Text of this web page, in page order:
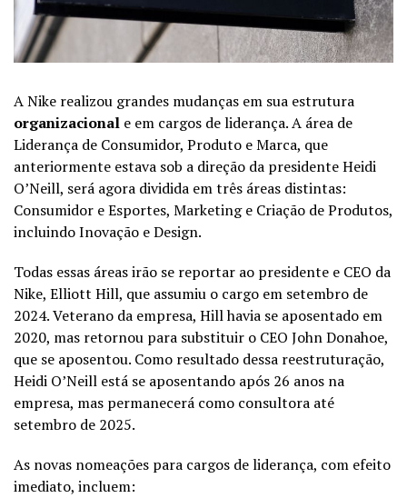
A Nike realizou grandes mudanças em sua estrutura
organizacional e em cargos de liderança. A área de
Liderança de Consumidor, Produto e Marca, que
anteriormente estava sob a direção da presidente Heidi
O’Neill, será agora dividida em três áreas distintas:
Consumidor e Esportes, Marketing e Criação de Produtos,
incluindo Inovação e Design.
Todas essas áreas irão se reportar ao presidente e CEO da
Nike, Elliott Hill, que assumiu o cargo em setembro de
2024. Veterano da empresa, Hill havia se aposentado em
2020, mas retornou para substituir o CEO John Donahoe,
que se aposentou. Como resultado dessa reestruturação,
Heidi O’Neill está se aposentando após 26 anos na
empresa, mas permanecerá como consultora até
setembro de 2025.
As novas nomeações para cargos de liderança, com efeito
imediato, incluem: